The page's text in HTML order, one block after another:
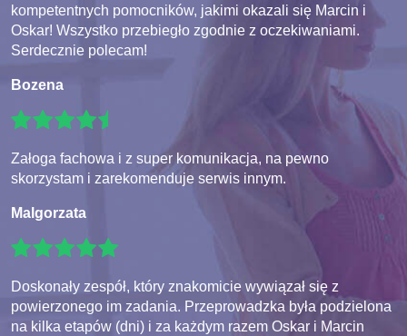
kompetentnych pomocników, jakimi okazali się Marcin i
Oskar! Wszystko przebiegło zgodnie z oczekiwaniami.
Serdecznie polecam!
Bozena
Załoga fachowa i z super komunikacja, na pewno
skorzystam i zarekomenduje serwis innym.
Malgorzata
Doskonały zespół, który znakomicie wywiązał się z
powierzonego im zadania. Przeprowadzka była podzielona
na kilka etapów (dni) i za każdym razem Oskar i Marcin